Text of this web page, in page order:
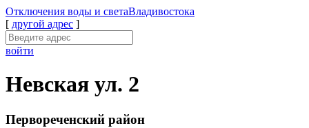
Отключения воды и светаВладивостока
[ другой адрес ]
войти
Невская ул. 2
Первореченский район